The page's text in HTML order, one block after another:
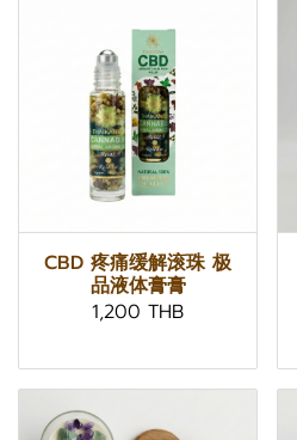
CBD 疼痛缓解滚珠 极
品液体膏膏
1,200 THB